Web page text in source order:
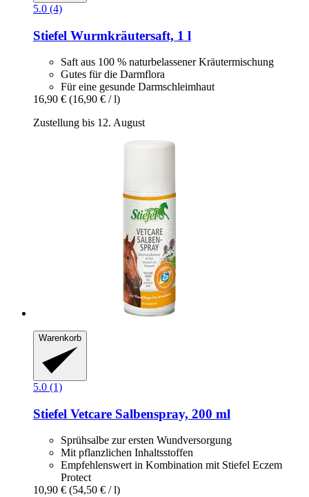
5.0 (4)
Stiefel Wurmkräutersaft, 1 l
Saft aus 100 % naturbelassener Kräutermischung
Gutes für die Darmflora
Für eine gesunde Darmschleimhaut
16,90 € (16,90 € / l)
Zustellung bis 12. August
Warenkorb
5.0 (1)
Stiefel Vetcare Salbenspray, 200 ml
Sprühsalbe zur ersten Wundversorgung
Mit pflanzlichen Inhaltsstoffen
Empfehlenswert in Kombination mit Stiefel Eczem
Protect
10,90 € (54,50 € / l)